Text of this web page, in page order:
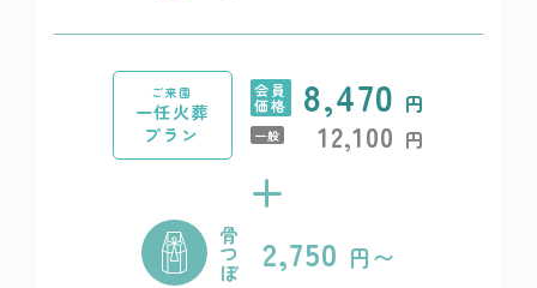
ご来園
一任火葬
プラン
会員
価格 8,470 円
一般 12,100 円
+
骨
つ
ぼ 2,750 円〜